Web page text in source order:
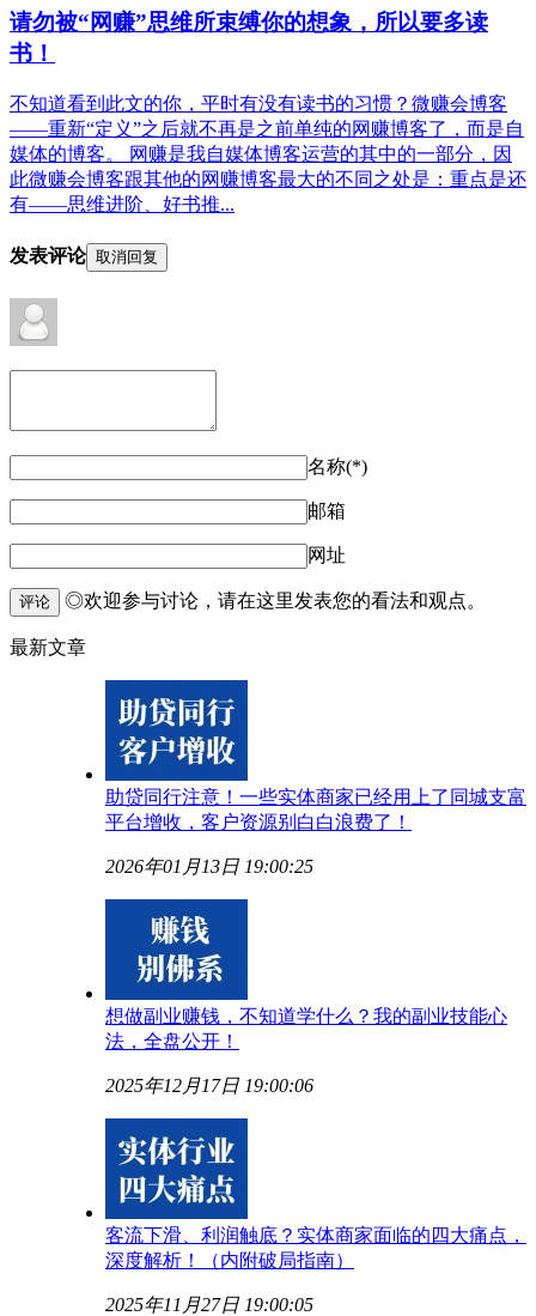
请勿被“网赚”思维所束缚你的想象，所以要多读
书！
不知道看到此文的你，平时有没有读书的习惯？微赚会博客
——重新“定义”之后就不再是之前单纯的网赚博客了，而是自
媒体的博客。 网赚是我自媒体博客运营的其中的一部分，因
此微赚会博客跟其他的网赚博客最大的不同之处是：重点是还
有——思维进阶、好书推...
发表评论 取消回复
名称(*)
邮箱
网址
评论 ◎欢迎参与讨论，请在这里发表您的看法和观点。
最新文章
助贷同行注意！一些实体商家已经用上了同城支富
平台增收，客户资源别白白浪费了！
2026年01月13日 19:00:25
想做副业赚钱，不知道学什么？我的副业技能心
法，全盘公开！
2025年12月17日 19:00:06
客流下滑、利润触底？实体商家面临的四大痛点，
深度解析！（内附破局指南）
2025年11月27日 19:00:05